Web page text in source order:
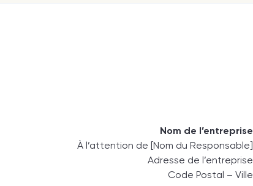
Nom de l’entreprise
À l’attention de [Nom du Responsable]
Adresse de l’entreprise
Code Postal – Ville